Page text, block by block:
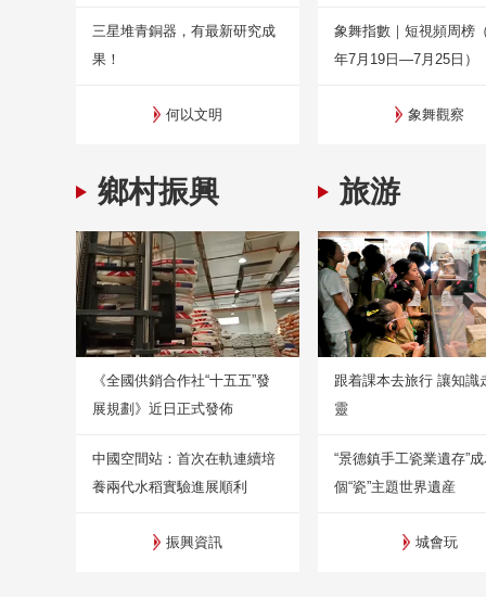
三星堆青銅器，有最新研究成
果！
何以文明
象舞指數｜短視頻周榜
年7月19日—7月25日）
象舞觀察
鄉村振興
《全國供銷合作社“十五五”發
展規劃》近日正式發佈
中國空間站：首次在軌連續培
養兩代水稻實驗進展順利
振興資訊
旅游
跟着課本去旅行 讓知識
靈
“景德鎮手工瓷業遺存”
個“瓷”主題世界遺産
城會玩